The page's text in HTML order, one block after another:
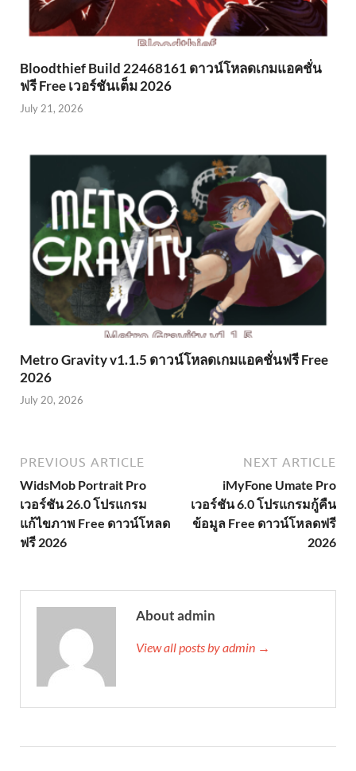
Bloodthief Build 22468161 ดาวน์โหลดเกมแอคชั่น
ฟรี Free เวอร์ชันเต็ม 2026
July 21, 2026
Metro Gravity v1.1.5 ดาวน์โหลดเกมแอคชั่นฟรี Free
2026
July 20, 2026
PREVIOUS ARTICLE
WidsMob Portrait Pro
เวอร์ชัน 26.0 โปรแกรม
แก้ไขภาพ Free ดาวน์โหลด
ฟรี 2026
NEXT ARTICLE
iMyFone Umate Pro
เวอร์ชัน 6.0 โปรแกรมกู้คืน
ข้อมูล Free ดาวน์โหลดฟรี
2026
About admin
View all posts by admin →